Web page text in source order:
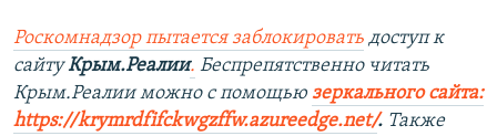
Роскомнадзор пытается заблокировать доступ к
сайтуКрым.Реалии. Беспрепятственно читать
Крым.Реалии можно с помощью зеркального сайта:
https://krymrdfifckwgzffw.azureedge.net/. ​ Также